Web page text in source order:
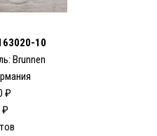
10
Brunnen
₽
₽